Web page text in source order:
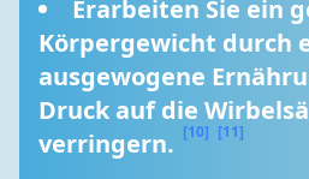
Erarbeiten Sie ein
Körpergewicht durch
ausgewogene
Druck auf die
verringern. [10] [11]